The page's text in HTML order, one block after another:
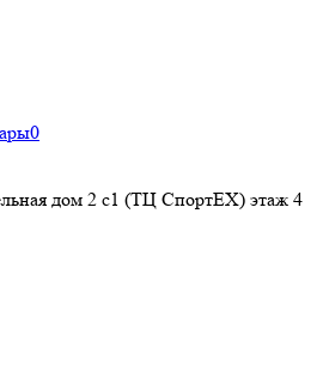
0
дом 2 с1 (ТЦ СпортEX) этаж 4